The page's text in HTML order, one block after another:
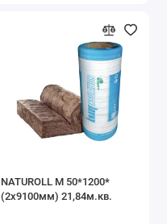
NATUROLL M 50*1200*
(2х9100мм) 21,84м.кв.